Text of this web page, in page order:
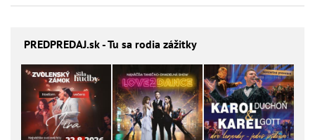
PREDPREDAJ.sk - Tu sa rodia zážitky